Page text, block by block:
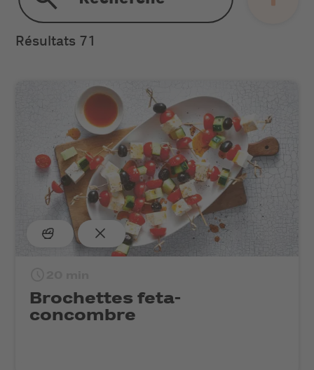
Résultats 71
Brochettes feta-
concombre